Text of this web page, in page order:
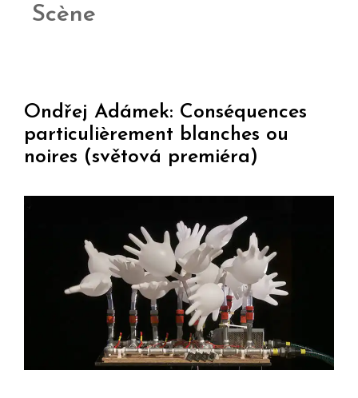
Scène
Ondřej Adámek: Conséquences
particulièrement blanches ou
noires (světová premiéra)